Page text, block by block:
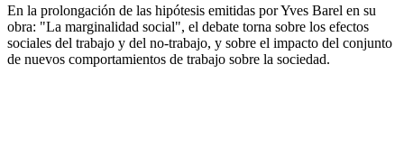
En la prolongación de las hipótesis emitidas por Yves Barel en su
obra: "La marginalidad social", el debate torna sobre los efectos
sociales del trabajo y del no-trabajo, y sobre el impacto del conjunto
de nuevos comportamientos de trabajo sobre la sociedad.